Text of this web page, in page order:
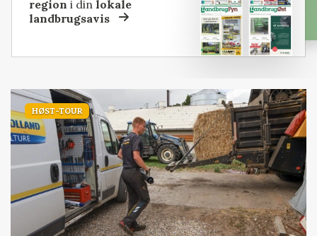
region i dinlokale
landbrugsavis
HØST-TOUR